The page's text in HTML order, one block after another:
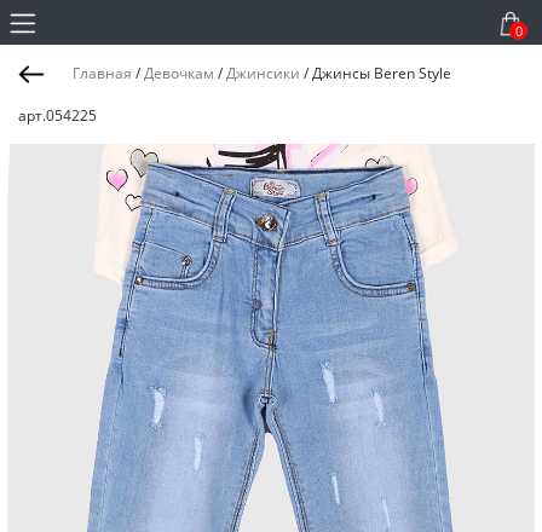
0
Главная /Девочкам /Джинсики /Джинсы Beren Style
арт.054225